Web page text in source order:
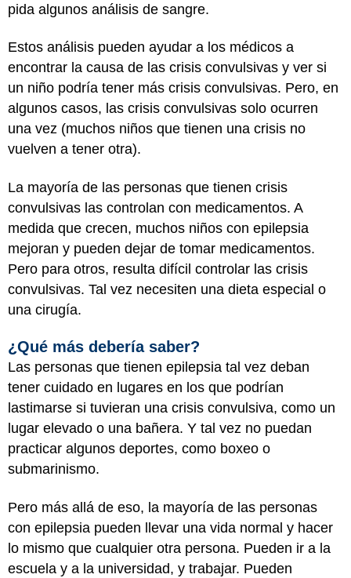
pida algunos análisis de sangre.
Estos análisis pueden ayudar a los médicos a
encontrar la causa de las crisis convulsivas y ver si
un niño podría tener más crisis convulsivas. Pero, en
algunos casos, las crisis convulsivas solo ocurren
una vez (muchos niños que tienen una crisis no
vuelven a tener otra).
La mayoría de las personas que tienen crisis
convulsivas las controlan con medicamentos. A
medida que crecen, muchos niños con epilepsia
mejoran y pueden dejar de tomar medicamentos.
Pero para otros, resulta difícil controlar las crisis
convulsivas. Tal vez necesiten una dieta especial o
una cirugía.
¿Qué más debería saber?
Las personas que tienen epilepsia tal vez deban
tener cuidado en lugares en los que podrían
lastimarse si tuvieran una crisis convulsiva, como un
lugar elevado o una bañera. Y tal vez no puedan
practicar algunos deportes, como boxeo o
submarinismo.
Pero más allá de eso, la mayoría de las personas
con epilepsia pueden llevar una vida normal y hacer
lo mismo que cualquier otra persona. Pueden ir a la
escuela y a la universidad, y trabajar. Pueden